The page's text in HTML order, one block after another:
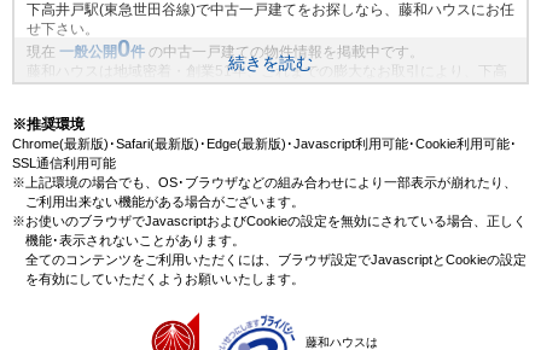
下高井戸駅(東急世田谷線)で中古一戸建てをお探しなら、藤和ハウスにお任
せ下さい。
現在 一般公開0件 の中古一戸建ての物件情報を掲載中です。
藤和ハウスは地域密着・創業51年、これまでの膨大なお取引により、下高
か？
続きを読む
※推奨環境
Chrome(最新版)･Safari(最新版)･Edge(最新版)･Javascript利用可能･Cookie利用可能･
SSL通信利用可能
※上記環境の場合でも、OS･ブラウザなどの組み合わせにより一部表示が崩れたり、
ご利用出来ない機能がある場合がございます。
※お使いのブラウザでJavascriptおよびCookieの設定を無効にされている場合、正しく
機能･表示されないことがあります。
全てのコンテンツをご利用いただくには、ブラウザ設定でJavascriptとCookieの設定
を有効にしていただくようお願いいたします。
藤和ハウスは